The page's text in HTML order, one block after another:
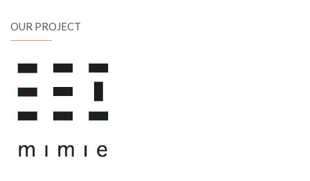
OUR PROJECT